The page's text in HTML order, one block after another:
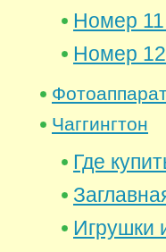
Номер
Номер
Чаггингтон
Где
Игрушки